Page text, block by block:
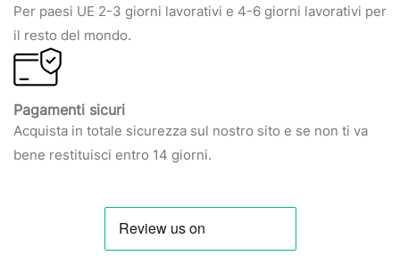
Per paesi UE 2-3 giorni lavorativi e 4-6 giorni lavorativi per
il resto del mondo.
Pagamenti sicuri
Acquista in totale sicurezza sul nostro sito e se non ti va
bene restituisci entro 14 giorni.